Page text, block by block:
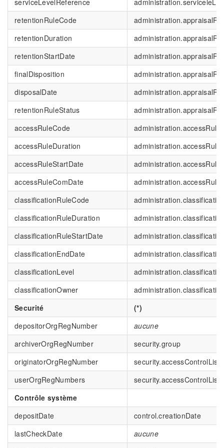
serviceLevelReference
retentionRuleCode
retentionDuration
retentionStartDate
finalDisposition
disposalDate
retentionRuleStatus
accessRuleCode
accessRuleDuration
accessRuleStartDate
accessRuleComDate
classificationRuleCode
classificationRuleDuration
classificationRuleStartDate
classificationEndDate
classificationLevel
classificationOwner
Securité
(*)
depositorOrgRegNumber
aucune
archiverOrgRegNumber
security.group
originatorOrgRegNumber
userOrgRegNumbers
Contrôle système
depositDate
control.creationDate
lastCheckDate
aucune